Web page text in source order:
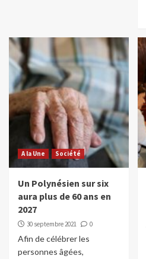
A la Une Société
Un Polynésien sur six
aura plus de 60 ans en
2027
30 septembre 2021 0
Afin de célébrer les
personnes âgées,